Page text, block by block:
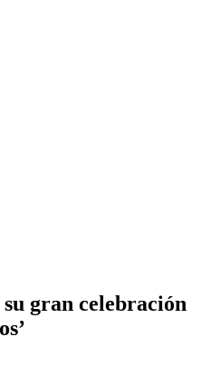
gran celebración